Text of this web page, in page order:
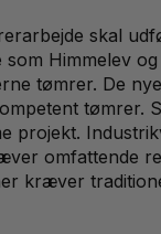
skal
Himmelev
tømrer. De
tømrer.
projekt.
omfattende
kræver